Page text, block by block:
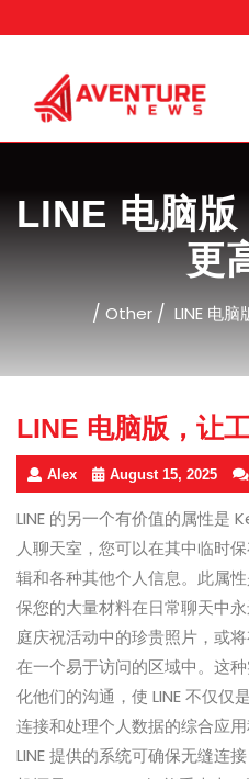
to
LINE 电脑版
更
/ Other/ LINE 电
LINE 电脑版，让
Alex August 15, 2025
LINE 的另一个有价值的属性是
人聊天室，您可以在其中临时
辑和各种其他个人信息。此属
保您的大量材料在日常聊天中
庭庆祝活动中的珍贵照片，或
在一个易于访问的区域中。这
化他们的沟通，使 LINE 不仅仅
连接和处理个人数据的综合应用
LINE 提供的系统可确保无缝连